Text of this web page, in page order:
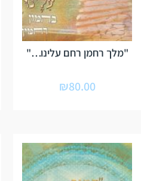
"מלך רחמן רחם עלינו…"
₪80.00